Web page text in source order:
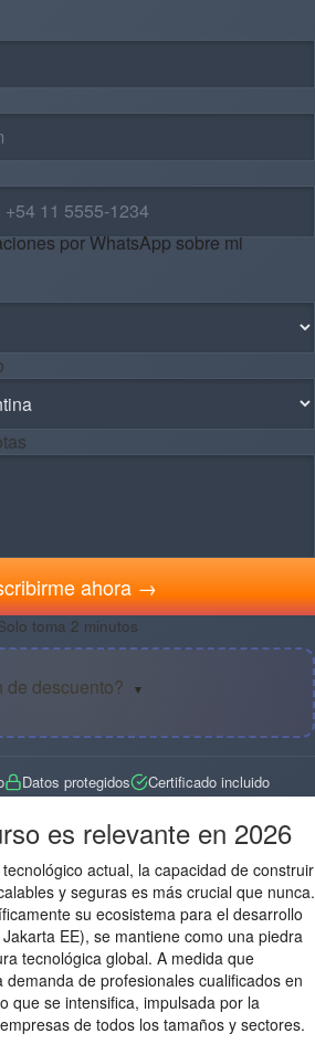
por WhatsApp sobre mi
ahora →
toma 2 minutos
de descuento? ▼
Datos protegidos Certificado incluido
es relevante en 2026
actual, la capacidad de construir
y seguras es más crucial que nunca.
su ecosistema para el desarrollo
EE), se mantiene como una piedra
tecnológica global. A medida que
de profesionales cualificados en
que se intensifica, impulsada por la
de todos los tamaños y sectores.